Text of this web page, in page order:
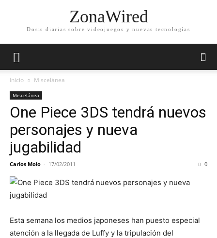
ZonaWired
Dosis diarias sobre videojuegos y nuevas tecnologías
Inicio Miscelánea
Miscelánea
One Piece 3DS tendrá nuevos
personajes y nueva
jugabilidad
Carlos Moio - 17/02/2011 0
Esta semana los medios japoneses han puesto especial
atención a la llegada de Luffy y la tripulación del